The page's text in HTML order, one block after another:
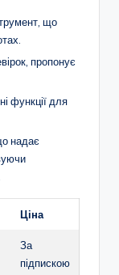
що
пропонує
функції для
надає
Ціна
За
підпискою